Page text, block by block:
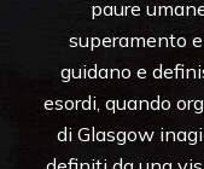
paure
superamento
guidano e
esordi, quando
di Glasgow